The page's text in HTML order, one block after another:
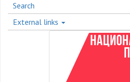
Search
External links